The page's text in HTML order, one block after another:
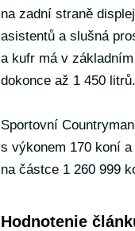
na zadní straně
asistentů a slušná
a kufr má v
dokonce až 1 450 litrů.
Sportovní
s výkonem 170 koní
na částce 1 260 999
Hodnotenie